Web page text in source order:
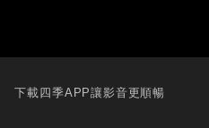
下載四季APP讓影音更順暢